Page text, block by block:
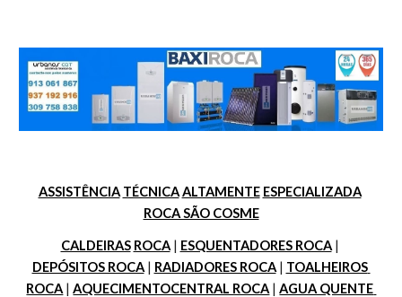
ASSISTÊNCIA TÉCNICA ALTAMENTE ESPECIALIZADA
ROCA SÃO COSME
CALDEIRAS ROCA | ESQUENTADORES ROCA
DEPÓSITOS ROCA | RADIADORES ROCA | TOALHEIROS
ROCA | AQUECIMENTOCENTRAL ROCA | AGUA QUENTE